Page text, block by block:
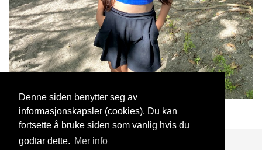
Denne siden benytter seg av
informasjonskapsler (cookies). Du kan
fortsette å bruke siden som vanlig hvis du
godtar dette. Mer info
coline 27 Mai, 2025
Blogg Support Kontakt oss